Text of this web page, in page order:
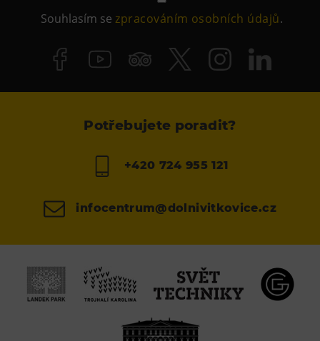
Souhlasím sezpracováním osobních údajů.
Potřebujete poradit?
+420 724 955 121
infocentrum@dolnivitkovice.cz